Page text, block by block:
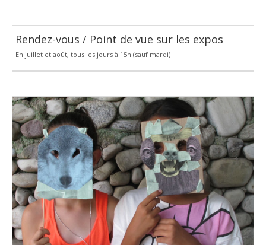
Rendez-vous / Point de vue sur les expos
En juillet et août, tous les jours à 15h (sauf mardi)